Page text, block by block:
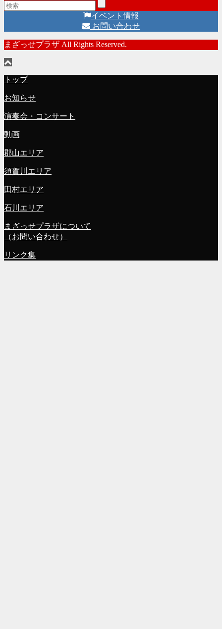
イベント情報
お問い合わせ
まざっせプラザ All Rights Reserved.
トップ
お知らせ
演奏会・コンサート
動画
郡山エリア
須賀川エリア
田村エリア
石川エリア
まざっせプラザについて
（お問い合わせ）
リンク集